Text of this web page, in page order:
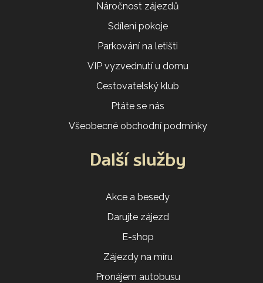
Náročnost zájezdů
Sdílení pokoje
Parkování na letišti
VIP vyzvednutí u domu
Cestovatelský klub
Ptáte se nás
Všeobecné obchodní podmínky
Další služby
Akce a besedy
Darujte zájezd
E-shop
Zájezdy na míru
Pronájem autobusu